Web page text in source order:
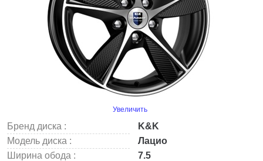
Увеличить
Бренд диска :
K&K
Модель диска :
Лацио
Ширина обода :
7.5